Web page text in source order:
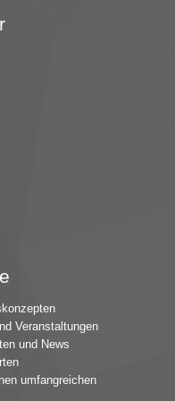
Veranstaltungen
und News
umfangreichen